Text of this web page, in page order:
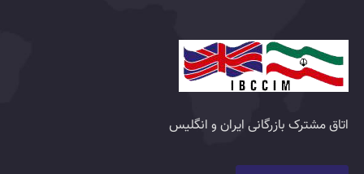
اتاق مشترک بازرگانی ایران و انگلیس